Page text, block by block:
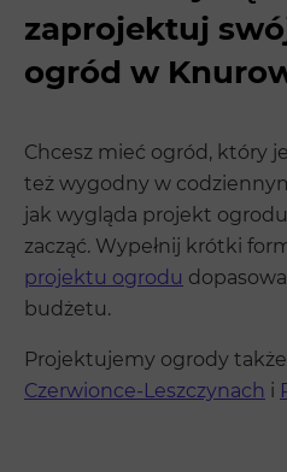
zaprojektuj
ogród w
Chcesz mieć ogród, który
też wygodny w
jak wygląda projekt
zacząć. Wypełnij krótki
projektu ogrodu
budżetu.
Projektujemy ogrody
Czerwionce-Leszczynach i